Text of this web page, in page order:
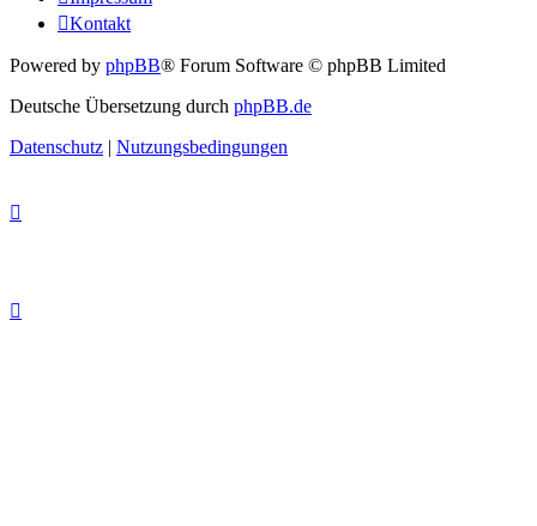
Kontakt
Powered by phpBB® Forum Software © phpBB Limited
Deutsche Übersetzung durch phpBB.de
Datenschutz | Nutzungsbedingungen